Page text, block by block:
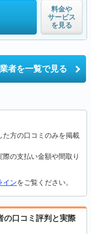
料金や
サービス
を見る
者を一覧で見る
方の口コミのみを掲載
の支払い金額や間取り
インをご覧ください。
の口コミ評判と実際